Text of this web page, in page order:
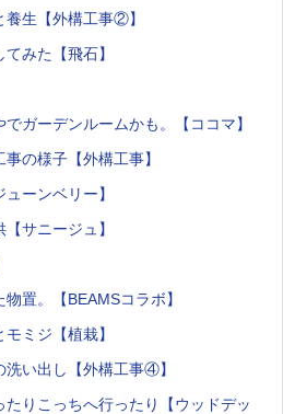
生【外構工事②】
みた【飛石】
ガーデンルームかも。【ココマ】
の様子【外構工事】
ーンベリー】
サニージュ】
置。【BEAMSコラボ】
ミジ【植栽】
い出し【外構工事④】
りこっちへ行ったり【ウッドデッ